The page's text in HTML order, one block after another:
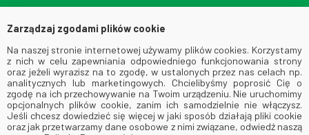
ul. Roentgena 5, 02-781 Warszawa
tel./faks: 512 606 724
Zarządzaj zgodami plików cookie
Na naszej stronie internetowej używamy plików cookies. Korzystamy
z nich w celu zapewniania odpowiedniego funkcjonowania strony
oraz jeżeli wyrazisz na to zgodę, w ustalonych przez nas celach np.
analitycznych lub marketingowych. Chcielibyśmy poprosić Cię o
zgodę na ich przechowywanie na Twoim urządzeniu. Nie uruchomimy
opcjonalnych plików cookie, zanim ich samodzielnie nie włączysz.
Jeśli chcesz dowiedzieć się więcej w jaki sposób działają pliki cookie
oraz jak przetwarzamy dane osobowe z nimi związane, odwiedź naszą